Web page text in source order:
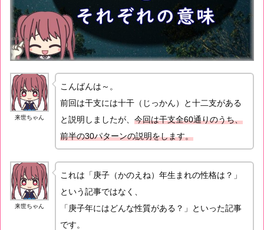
来世ちゃん
こんばんは～。
前回は干支には十干（じっかん）と十二支がある
と説明しましたが、今回は干支全60通りのうち、
前半の30パターンの説明をします。
来世ちゃん
これは「庚子（かのえね）年生まれの性格は？」
という記事ではなく、
「庚子年にはどんな性質がある？」といった記事
です。